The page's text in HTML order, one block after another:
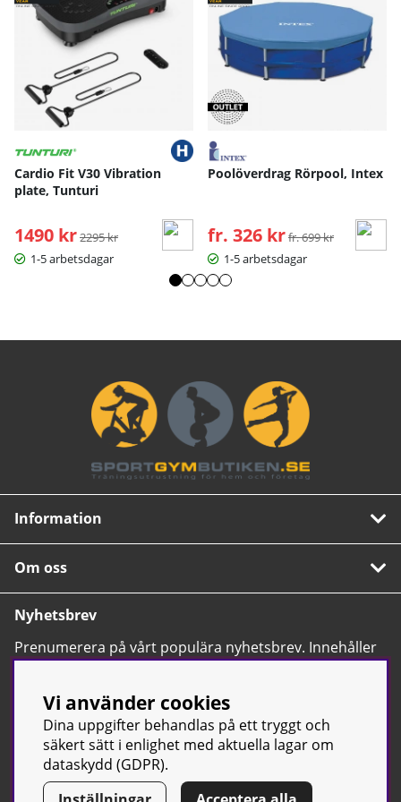
Ytbehandling: Pulverlackerat stål
Specifikationer:
Höjd: ca 196–237 cm
Bredd: ca 119 cm
Djup: ca 123 cm
Vikt: ca 37 kg
Maxbelastning: 250 kg
Bruksanvisning / manual »
Cardio Fit V30 Vibration
plate, Tunturi
1490 kr Ordinarie pris:
2295 kr
1-5 arbetsdagar
Poolöverdrag Rörpool, Intex
fr. 326 kr Ordinarie pris:
fr. 699 kr
1-5 arbetsdagar
Information
Om oss
Nyhetsbrev
Prenumerera på vårt populära nyhetsbrev. Innehåller
tips, nyheter och våra allra bästa erbjudanden.
Vi använder cookies
Dina uppgifter behandlas på ett tryggt och
säkert sätt i enlighet med aktuella lagar om
dataskydd (GDPR).